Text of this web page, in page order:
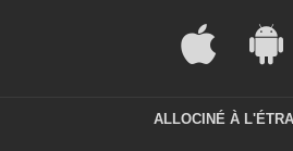
ALLOCINÉ À